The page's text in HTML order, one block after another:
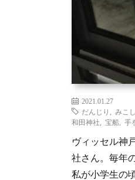
2021.01.27
だんじり
みこし
和田神社
宝船 手
ヴィッセル神
社さん。毎年
私が小学生の